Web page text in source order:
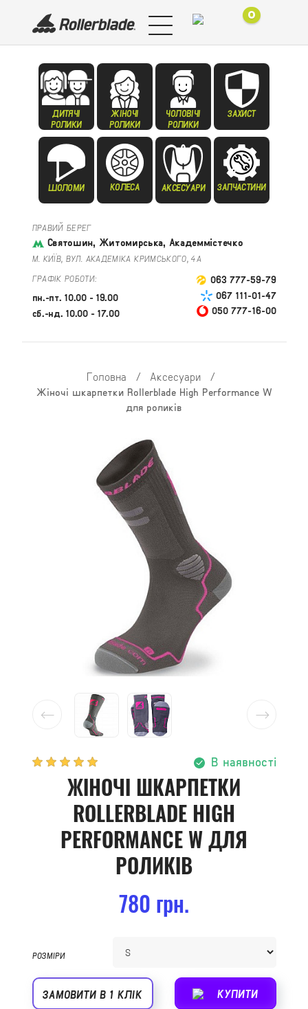
0
ДИТЯЧІ
РОЛИКИ
ЖІНОЧІ
РОЛИКИ
ЧОЛОВІЧІ
РОЛИКИ
ЗАХИСТ
ШОЛОМИ КОЛЕСА АКСЕСУАРИ ЗАПЧАСТИНИ
ПРАВИЙ БЕРЕГ
Святошин, Житомирська, Академмістечко
М. КИЇВ, ВУЛ. АКАДЕМІКА КРИМСЬКОГО, 4А
ГРАФІК РОБОТИ:
пн.-пт. 10.00 - 19.00
сб.-нд. 10.00 - 17.00
063 777-59-79
067 111-01-47
050 777-16-00
Головна / Аксесуари /
Жіночі шкарпетки Rollerblade High Performance W
для роликів
В наявності
ЖІНОЧІ ШКАРПЕТКИ
ROLLERBLADE HIGH
PERFORMANCE W ДЛЯ
РОЛИКІВ
780 грн.
РОЗМІРИ
КУПИТИ
ЗАМОВИТИ В 1 КЛІК